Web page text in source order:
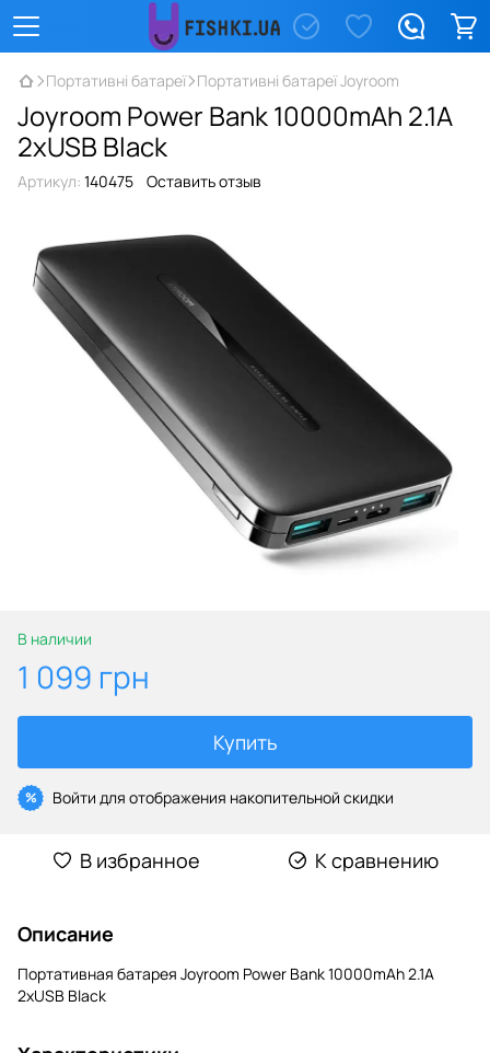
Портативні батареї Портативні батареї Joyroom
Joyroom Power Bank 10000mAh 2.1A
2xUSB Black
Артикул: 140475 Оставить отзыв
В наличии
1 099 грн
Купить
% Войти для отображения накопительной скидки
В избранное К сравнению
Описание
Портативная батарея Joyroom Power Bank 10000mAh 2.1A
2xUSB Black